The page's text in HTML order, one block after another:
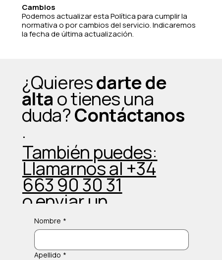
Cambios
Podemos actualizar esta Política para cumplir la
normativa o por cambios del servicio. Indicaremos
la fecha de última actualización.
¿Quieresdarte de
alta o tienes una
duda?Contáctanos
.
También puedes:
Llamarnos al +34
663 90 30 31
o enviar un
Whatsapp
Nombre *
Apellido *